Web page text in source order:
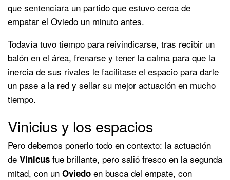
que sentenciara un partido que estuvo cerca de
empatar el Oviedo un minuto antes.
Todavía tuvo tiempo para reivindicarse, tras recibir un
balón en el área, frenarse y tener la calma para que la
inercia de sus rivales le facilitase el espacio para darle
un pase a la red y sellar su mejor actuación en mucho
tiempo.
Vinicius y los espacios
Pero debemos ponerlo todo en contexto: la actuación
de Vinicus fue brillante, pero salió fresco en la segunda
mitad, con un Oviedo en busca del empate, con